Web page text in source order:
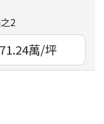
2
71.24萬/坪